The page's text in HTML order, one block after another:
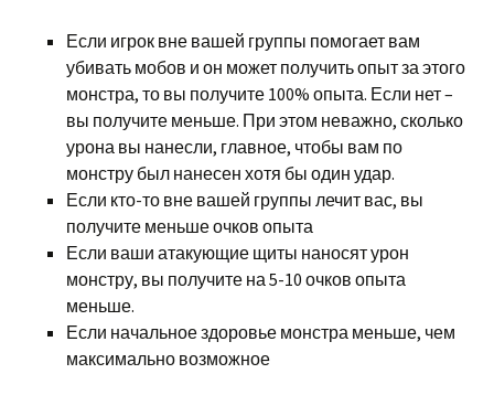
Если игрок вне вашей группы помогает вам
убивать мобов и он может получить опыт за этого
монстра, то вы получите 100% опыта. Если нет –
вы получите меньше. При этом неважно, сколько
урона вы нанесли, главное, чтобы вам по
монстру был нанесен хотя бы один удар.
Если кто-то вне вашей группы лечит вас, вы
получите меньше очков опыта
Если ваши атакующие щиты наносят урон
монстру, вы получите на 5-10 очков опыта
меньше.
Если начальное здоровье монстра меньше, чем
максимально возможное